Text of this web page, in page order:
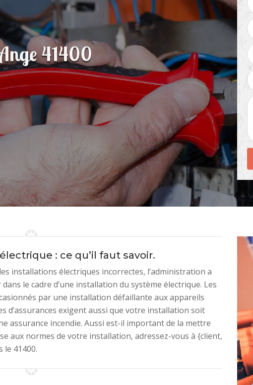
41400
: ce qu’il faut savoir.
installations électriques incorrectes, l’administration a
le cadre d’une installation du système électrique. Les
par une installation défaillante aux appareils
d’assurances exigent aussi que votre installation soit
assurance incendie. Aussi est-il important de la mettre
aux normes de votre installation, adressez-vous à {client,
le 41400.